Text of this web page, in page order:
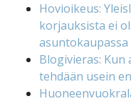
Hovioikeus:
korjauksista ei
asuntokaupassa
Blogivieras:
tehdään usein